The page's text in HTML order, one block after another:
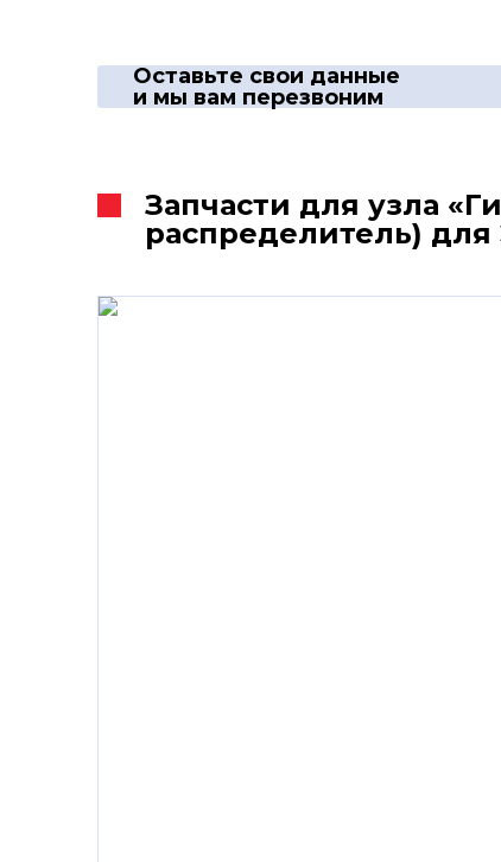
Оставьте свои данные
и мы вам перезвоним
Запчасти для узла
распределитель) для